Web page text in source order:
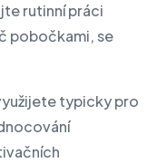
rutinní práci
pobočkami, se
typicky pro